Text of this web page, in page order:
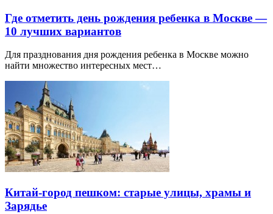
Где отметить день рождения ребенка в Москве —
10 лучших вариантов
Для празднования дня рождения ребенка в Москве можно
найти множество интересных мест…
Китай-город пешком: старые улицы, храмы и
Зарядье